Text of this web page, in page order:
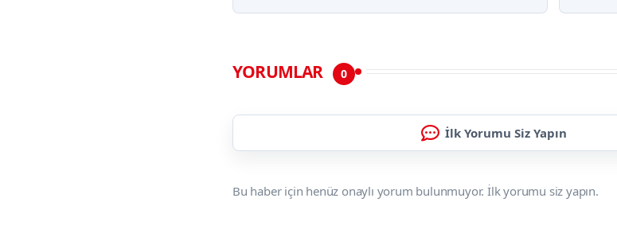
YORUMLAR 0
İlk Yorumu Siz Yapın
Bu haber için henüz onaylı yorum bulunmuyor. İlk yorumu siz yapın.